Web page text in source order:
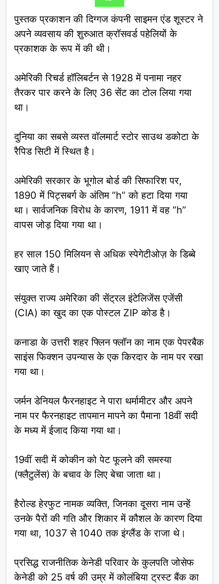
पुस्तक प्रकाशन की दिग्गज कंपनी साइमन एंड शूस्टर ने
अपने व्यवसाय की शुरुआत क्रॉसवर्ड पहेलियों के
प्रकाशक के रूप में की थी।
अमेरिकी रिचर्ड हॉलिबर्टन से 1928 में पनामा नहर
तैरकर पार करने के लिए 36 सेंट का टोल लिया गया
था।
दुनिया का सबसे व्यस्त वॉलमार्ट स्टोर साउथ डकोटा के
रैपिड सिटी में स्थित है।
अमेरिकी सरकार के भूगोल बोर्ड की सिफारिश पर,
1890 में पिट्सबर्ग के अंतिम “h” को हटा दिया गया
था। सार्वजनिक विरोध के कारण, 1911 में वह “h”
वापस जोड़ दिया गया था।
हर साल 150 मिलियन से अधिक स्पेगेटीओज़ के डिब्बे
खाए जाते हैं।
संयुक्त राज्य अमेरिका की सेंट्रल इंटेलिजेंस एजेंसी
(CIA) का खुद का एक पोस्टल ZIP कोड है।
कनाडा के उत्तरी शहर फ्लिन फ्लॉन का नाम एक पेपरबैक
साइंस फिक्शन उपन्यास के एक किरदार के नाम पर रखा
गया था।
जर्मन डेनियल फैरनहाइट ने पारा थर्मामीटर और अपने
नाम पर फैरनहाइट तापमान मापने का पैमाना 18वीं सदी
के मध्य में ईजाद किया गया था।
19वीं सदी में कोकीन को पेट फूलने की समस्या
(फ्लैटुलेंस) के बचाव के लिए बेचा जाता था।
हैरोल्ड हेरफुट नामक व्यक्ति, जिनका दूसरा नाम उन्हें
उनके पैरों की गति और शिकार में कौशल के कारण दिया
गया था, 1037 से 1040 तक इंग्लैंड के राजा थे।
प्रसिद्ध राजनीतिक केनेडी परिवार के कुलपति जोसेफ
केनेडी को 25 वर्ष की उम्र में कोलंबिया ट्रस्ट बैंक का